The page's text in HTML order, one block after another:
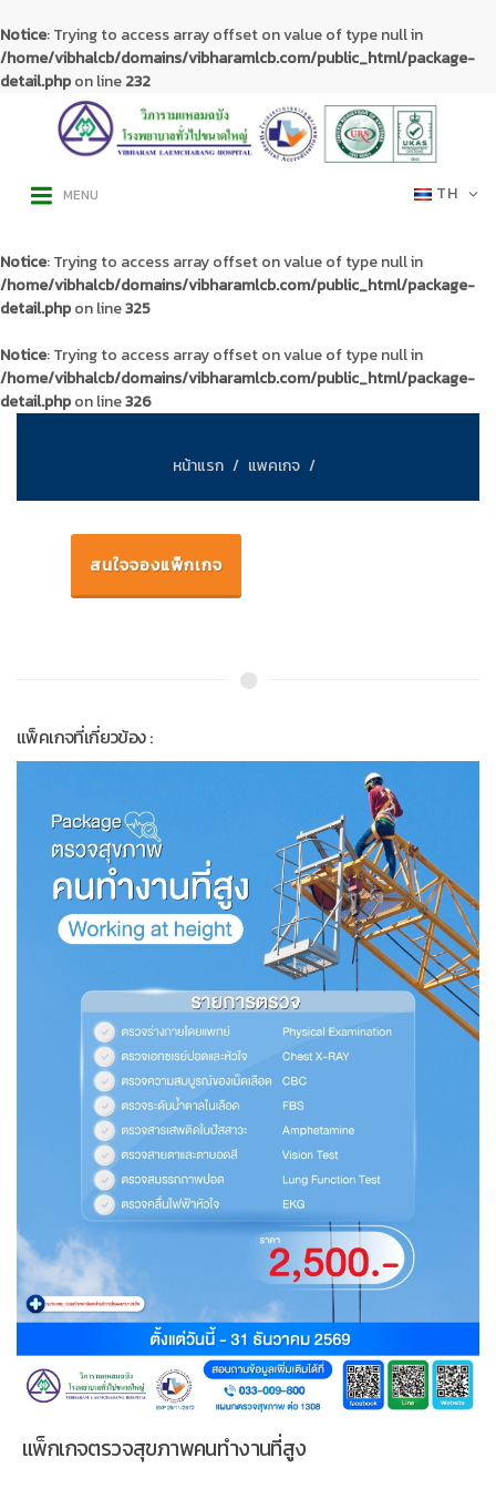
Notice: Trying to access array offset on value of type null in
/home/vibhalcb/domains/vibharamlcb.com/public_html/package-
detail.phpon line232
TH
MENU
Notice: Trying to access array offset on value of type null in
/home/vibhalcb/domains/vibharamlcb.com/public_html/package-
detail.phpon line325
Notice: Trying to access array offset on value of type null in
/home/vibhalcb/domains/vibharamlcb.com/public_html/package-
detail.phpon line326
หน้าแรก แพคเกจ
สนใจจองแพ็กเกจ
แพ็คเกจที่เกี่ยวข้อง :
แพ็กเกจตรวจสุขภาพคนทำงานที่สูง